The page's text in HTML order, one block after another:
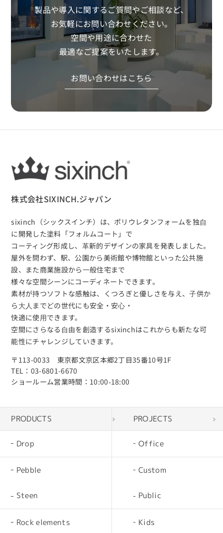
製品や導入に関するご質問やご相談など、
お気軽にお問い合わせください。
空間や用途に合わせた
最適なご提案をいたします。
お問い合わせはこちら
株式会社SIXINCH.ジャパン
sixinch（シックスインチ）は、 ポリウレタンフォームを独⾃
に開発した塗料「フォルムコート」で
コーティング形成し、⾰新的デザインの家具を発表しました。
屋外を問わず、駅、公園から美術館や博物館といった公共施
設、また商業施設から⼀般住宅まで
様々な空間シーンにコーディネートできます。
素材が持つソフトな感触は、くつろぎと優しさを与え、⼦供か
ら⼤⼈までどの世代にも安全・安⼼・
快適に使⽤できます。
空間にさらなる⾃由を創造するsixinchはこれからも新たな可
能性にチャレンジしていきます。
〒113-0033 東京都文京区本郷2丁目35番10号1F
TEL：03-6801-6670
ショールーム営業時間：10:00‐18:00
PRODUCTS
Drop
Pebble
Steen
Rock elements
PROJECTS
Office
Custom
Public
Kids